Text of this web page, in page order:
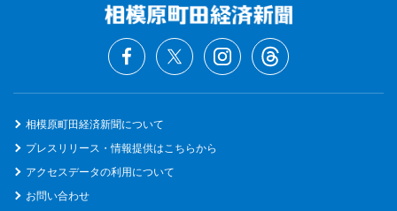
相模原町田経済新聞について
プレスリリース・情報提供はこちらから
アクセスデータの利用について
お問い合わせ